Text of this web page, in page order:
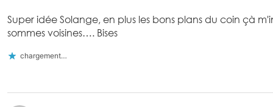
Super idée Solange, en plus les bons plans du coin çà
sommes voisines…. Bises
chargement…